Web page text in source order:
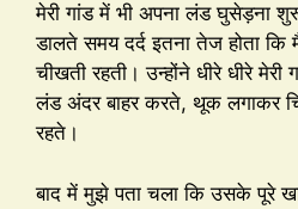
मेरी गांड में भी अपना लंड घुसेड़ना
डालते समय दर्द इतना तेज होता कि
चीखती रहती। उन्होंने धीरे धीरे मेरी
लंड अंदर बाहर करते, थूक लगाकर
रहते।
बाद में मुझे पता चला कि उसके पूरे